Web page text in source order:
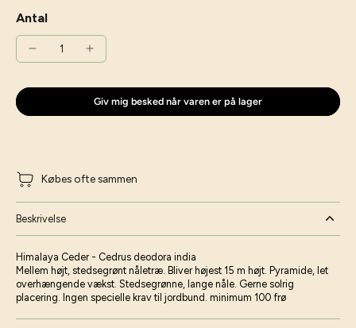
Antal
Giv mig besked når varen er på lager
Købes ofte sammen
Beskrivelse
Himalaya Ceder - Cedrus deodora india
Mellem højt, stedsegrønt nåletræ. Bliver højest 15 m højt. Pyramide, let
overhængende vækst. Stedsegrønne, lange nåle. Gerne solrig
placering. Ingen specielle krav til jordbund. minimum 100 frø